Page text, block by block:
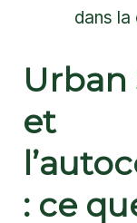
dans la
Urban
et
: ce